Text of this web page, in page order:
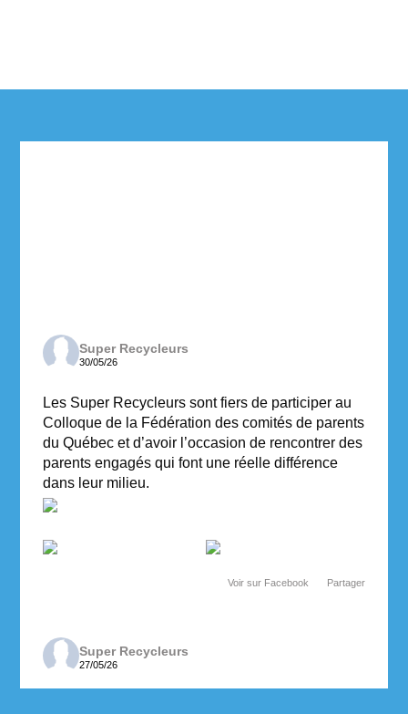
Super Recycleurs
30/05/26
Les Super Recycleurs sont fiers de participer au
Colloque de la Fédération des comités de parents
du Québec et d’avoir l’occasion de rencontrer des
parents engagés qui font une réelle différence
dans leur milieu.
Voir sur Facebook Partager
Super Recycleurs
27/05/26